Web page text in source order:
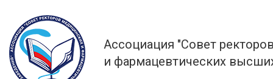
Ассоциация "Совет
и фармацевтических